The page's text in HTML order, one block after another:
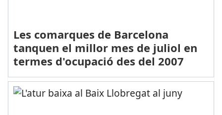
Les comarques de Barcelona
tanquen el millor mes de juliol en
termes d'ocupació des del 2007